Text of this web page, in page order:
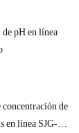
pH en línea
de
en línea SJG-